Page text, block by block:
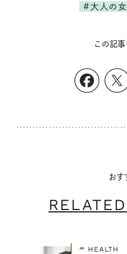
#大人の女
この記事
おす
HEALTH